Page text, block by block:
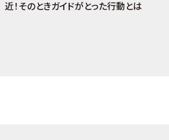
近！そのときガイドがとった行動とは